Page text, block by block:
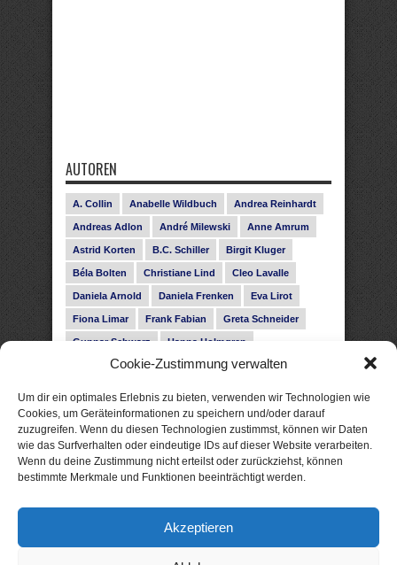
Cookie-Zustimmung verwalten
Um dir ein optimales Erlebnis zu bieten, verwenden wir Technologien wie
Cookies, um Geräteinformationen zu speichern und/oder darauf
zuzugreifen. Wenn du diesen Technologien zustimmst, können wir Daten
wie das Surfverhalten oder eindeutige IDs auf dieser Website verarbeiten.
Wenn du deine Zustimmung nicht erteilst oder zurückziehst, können
bestimmte Merkmale und Funktionen beeinträchtigt werden.
Akzeptieren
AUTOREN
A. Collin Anabelle Wildbuch Andrea Reinhardt
Andreas Adlon André Milewski Anne Amrum
Astrid Korten B.C. Schiller Birgit Kluger
Béla Bolten Christiane Lind Cleo Lavalle
Daniela Arnold Daniela Frenken Eva Lirot
Fiona Limar Frank Fabian Greta Schneider
Gunnar Schwarz Hanna Holmgren
Heike Fröhling Ina Glahe Ivo Pala J. Vellguth
Leonie Haubrich Lilly Labord Livia Pipes
Malin Blunk Marcus Hünnebeck Martin Krist
Melisa Schwermer Nele Bruun Nika Lubitsch
Noah Fitz Nora Amelie René Junge
Subina Giuletti